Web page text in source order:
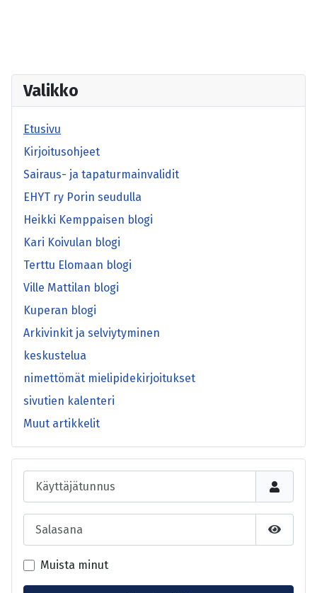
Valikko
Etusivu
Kirjoitusohjeet
Sairaus- ja tapaturmainvalidit
EHYT ry Porin seudulla
Heikki Kemppaisen blogi
Kari Koivulan blogi
Terttu Elomaan blogi
Ville Mattilan blogi
Kuperan blogi
Arkivinkit ja selviytyminen
keskustelua
nimettömät mielipidekirjoitukset
sivutien kalenteri
Muut artikkelit
Käyttäjätunnus
Salasana
Näytä
Muista minut